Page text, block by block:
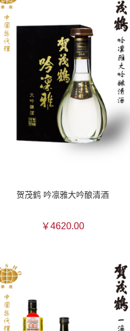
贺茂鹤 吟凛雅大吟酿清酒
￥4620.00